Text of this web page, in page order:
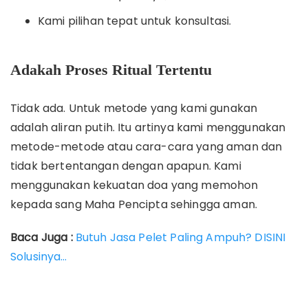
Kami pilihan tepat untuk konsultasi.
Adakah Proses Ritual Tertentu
Tidak ada. Untuk metode yang kami gunakan
adalah aliran putih. Itu artinya kami menggunakan
metode-metode atau cara-cara yang aman dan
tidak bertentangan dengan apapun. Kami
menggunakan kekuatan doa yang memohon
kepada sang Maha Pencipta sehingga aman.
Baca Juga : Butuh Jasa Pelet Paling Ampuh? DISINI
Solusinya…